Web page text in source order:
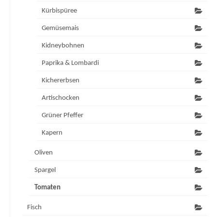
Kürbispüree
Gemüsemais
Kidneybohnen
Paprika & Lombardi
Kichererbsen
Artischocken
Grüner Pfeffer
Kapern
Oliven
Spargel
Tomaten
Fisch